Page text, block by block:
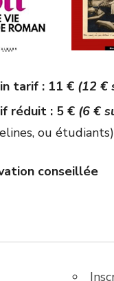
tarif : 11 € (12 €
réduit : 5 € (6 €
ou étudiants)
conseillée